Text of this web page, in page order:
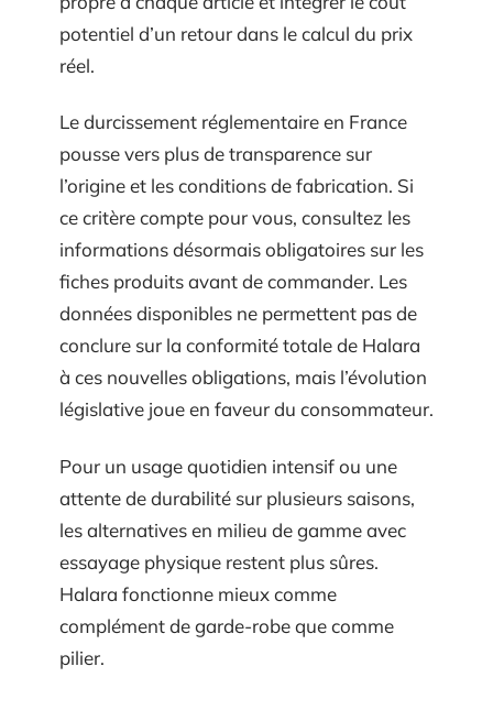
potentiel d’un retour dans le calcul du prix
réel.
Le durcissement réglementaire en France
pousse vers plus de transparence sur
l’origine et les conditions de fabrication. Si
ce critère compte pour vous, consultez les
informations désormais obligatoires sur les
fiches produits avant de commander. Les
données disponibles ne permettent pas de
conclure sur la conformité totale de Halara
à ces nouvelles obligations, mais l’évolution
législative joue en faveur du consommateur.
Pour un usage quotidien intensif ou une
attente de durabilité sur plusieurs saisons,
les alternatives en milieu de gamme avec
essayage physique restent plus sûres.
Halara fonctionne mieux comme
complément de garde-robe que comme
pilier.